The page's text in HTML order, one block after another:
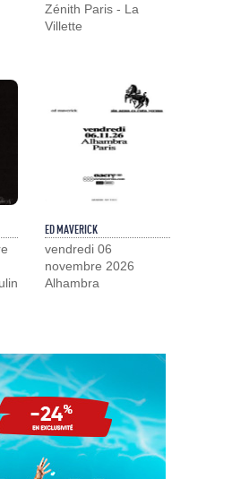
Zénith Paris - La
Villette
ED MAVERICK
vendredi 06
novembre 2026
Alhambra